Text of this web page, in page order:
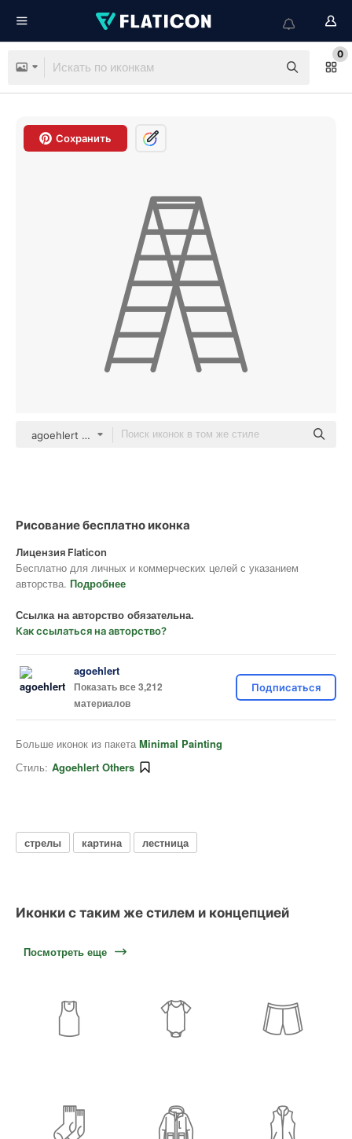
0
Сохранить
agoehlert Others
Рисование бесплатно иконка
Лицензия Flaticon
Бесплатно для личных и коммерческих целей с указанием
авторства. Подробнее
Ссылка на авторство обязательна.
Как ссылаться на авторство?
agoehlert
Показать все 3,212
материалов
Подписаться
Больше иконок из пакета Minimal Painting
Стиль: Agoehlert Others
стрелы картина лестница
Иконки с таким же стилем и концепцией
Посмотреть еще